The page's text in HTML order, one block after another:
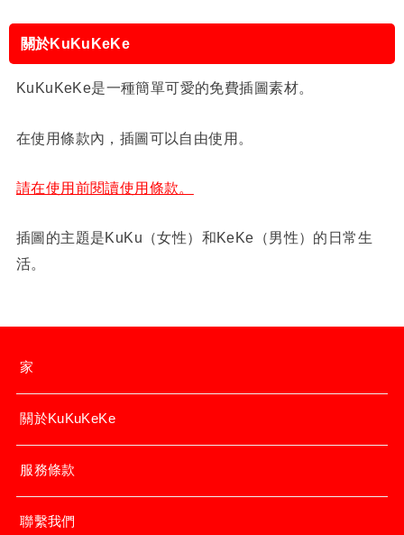
關於KuKuKeKe
KuKuKeKe是一種簡單可愛的免費插圖素材。
在使用條款內，插圖可以自由使用。
請在使用前閱讀使用條款。
插圖的主題是KuKu（女性）和KeKe（男性）的日常生
活。
家
關於KuKuKeKe
服務條款
聯繫我們